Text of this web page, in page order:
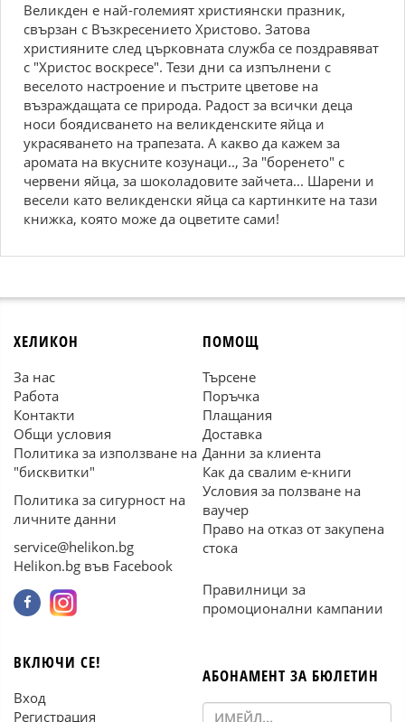
Великден е най-големият християнски празник,
свързан с Възкресението Христово. Затова
християните след църковната служба се поздравяват
с "Христос воскресе". Тези дни са изпълнени с
веселото настроение и пъстрите цветове на
възраждащата се природа. Радост за всички деца
носи боядисването на великденските яйца и
украсяването на трапезата. А какво да кажем за
аромата на вкусните козунаци.., За "боренето" с
червени яйца, за шоколадовите зайчета... Шарени и
весели като великденски яйца са картинките на тази
книжка, която може да оцветите сами!
ХЕЛИКОН
За нас
Работа
Контакти
Общи условия
Политика за използване на
"бисквитки"
Политика за сигурност на
личните данни
service@helikon.bg
Helikon.bg във Facebook
ПОМОЩ
Търсене
Поръчка
Плащания
Доставка
Данни за клиента
Как да свалим е-книги
Условия за ползване на
ваучер
Право на отказ от закупена
стока
Правилници за
промоционални кампании
ВКЛЮЧИ СЕ!
Вход
Регистрация
АБОНАМЕНТ ЗА БЮЛЕТИН